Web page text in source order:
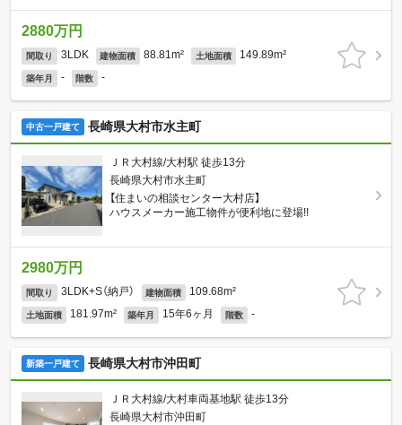
2880万円
間取り 3LDK 建物面積 88.81m² 土地面積 149.89m²
築年月 - 階数 -
中古一戸建て 長崎県大村市水主町
ＪＲ大村線/大村駅 徒歩13分
長崎県大村市水主町
【住まいの相談センター大村店】
ハウスメーカー施工物件が便利地に登場!!
2980万円
間取り 3LDK+S（納戸） 建物面積 109.68m²
土地面積 181.97m² 築年月 15年6ヶ月 階数 -
新築一戸建て 長崎県大村市沖田町
ＪＲ大村線/大村車両基地駅 徒歩13分
長崎県大村市沖田町